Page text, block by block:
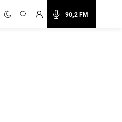
90,2 FM